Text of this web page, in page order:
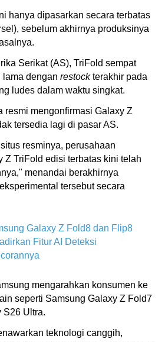
hanya dipasarkan secara terbatas
sebelum akhirnya produksinya
Serikat (AS), TriFold sempat
lama dengan restockterakhir pada
ludes dalam waktu singkat.
resmi mengonfirmasi Galaxy Z
tersedia lagi di pasar AS.
resminya, perusahaan
Z TriFold edisi terbatas kini telah
menandai berakhirnya
tersebut secara
Galaxy Z Fold8 dan Flip8
Fitur AI Deteksi
mengarahkan konsumen ke
seperti Samsung Galaxy Z Fold7
S26 Ultra.
teknologi canggih,